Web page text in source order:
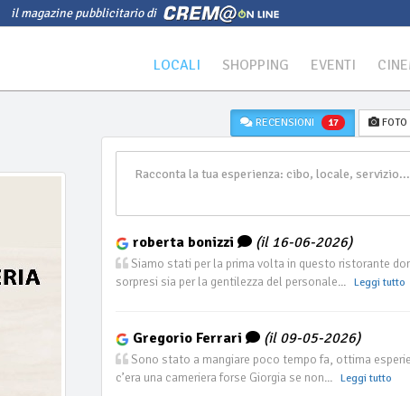
il magazine pubblicitario di
LOCALI SHOPPING EVENTI
RECENSIONI 17 FOTO
roberta bonizzi (il 16-06-2026)
Siamo stati per la prima volta in questo ristorante
sorpresi sia per la gentilezza del personale... Leggi tutto
Gregorio Ferrari (il 09-05-2026)
Sono stato a mangiare poco tempo fa, ottima
c’era una cameriera forse Giorgia se non... Leggi tutto